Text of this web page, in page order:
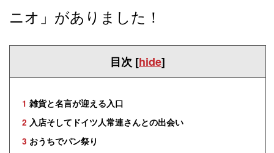
ニオ」がありました！
目次 [hide]
1 雑貨と名言が迎える入口
2 入店そしてドイツ人常連さんとの出会い
3 おうちでパン祭り